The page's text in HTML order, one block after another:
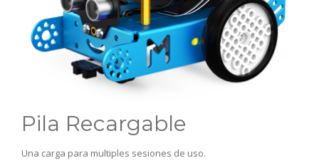
Pila Recargable
Una carga para multiples sesiones de uso.